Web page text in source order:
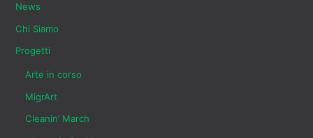
News
Chi Siamo
Progetti
Arte in corso
MigrArt
Cleanin’ March